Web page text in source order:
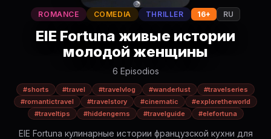
ROMANCE COMEDIA THRILLER 16+ RU
ElE Fortuna живые истории
молодой женщины
6 Episodios
#shorts #travel #travelvlog #wanderlust
#travelseries
#romantictravel
#travelstory #cinematic
#exploretheworld
#traveltips
#hiddengems #travelguide #elefortuna
ElE Fortuna кулинарные истории французской кухни для